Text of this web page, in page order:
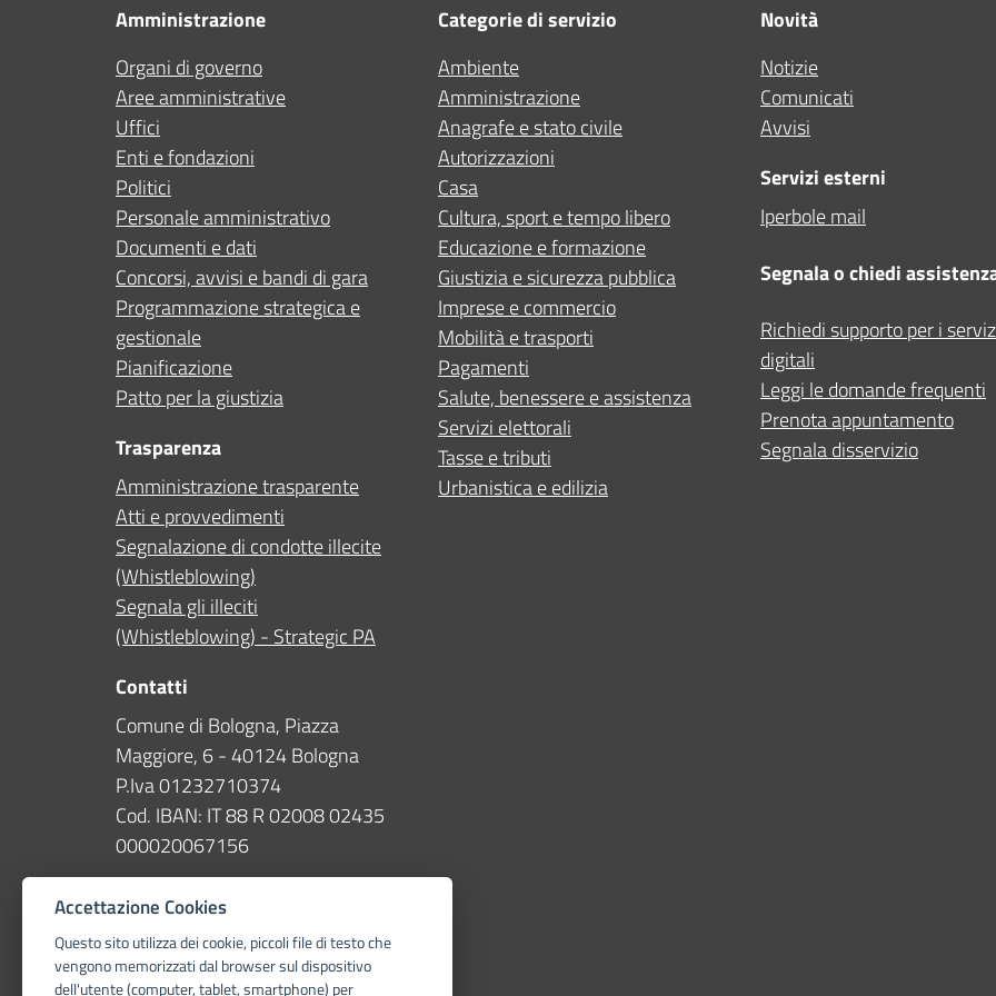
Altro
Amministrazione
Organi di governo
Aree amministrative
Uffici
Enti e fondazioni
Politici
Personale amministrativo
Documenti e dati
Concorsi, avvisi e bandi di gara
Programmazione strategica e
gestionale
Pianificazione
Patto per la giustizia
Trasparenza
Amministrazione trasparente
Atti e provvedimenti
Segnalazione di condotte illecite
(Whistleblowing)
Segnala gli illeciti
(Whistleblowing) - Strategic PA
Contatti
Comune di Bologna, Piazza
Maggiore, 6 - 40124 Bologna
P.Iva 01232710374
Cod. IBAN: IT 88 R 02008 02435
000020067156
Telefono
051 203040
PEC
protocollogenerale@pec.comun
Categorie di servizio
Ambiente
Amministrazione
Anagrafe e stato civile
Autorizzazioni
Casa
Cultura, sport e tempo libero
Educazione e formazione
Giustizia e sicurezza pubblica
Imprese e commercio
Mobilità e trasporti
Pagamenti
Salute, benessere e assistenza
Servizi elettorali
Tasse e tributi
Urbanistica e edilizia
Novità
Notizie
Comunicati
Avvisi
Servizi esterni
Iperbole mail
Segnala o chiedi
Richiedi supporto per i
digitali
Leggi le domande frequenti
Prenota appuntamento
Segnala disservizio
Accettazione Cookies
Questo sito utilizza dei cookie, piccoli file di testo che
vengono memorizzati dal browser sul dispositivo
dell'utente (computer, tablet, smartphone) per